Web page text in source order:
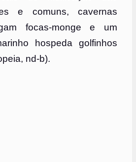
e comuns, cavernas
focas-monge e um
hospeda golfinhos
nd-b).